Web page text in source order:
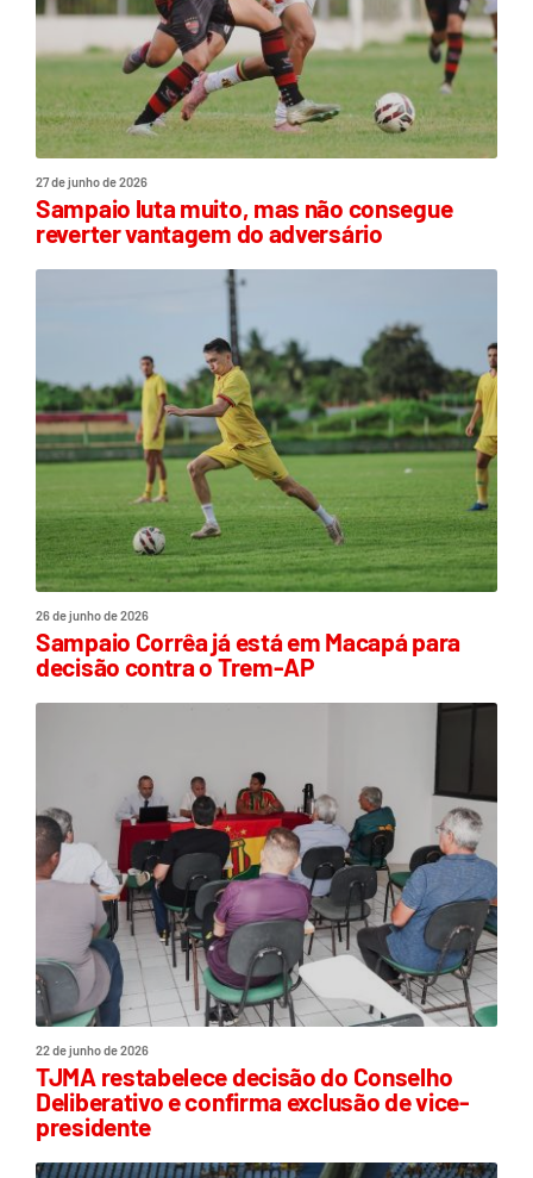
27 de junho de 2026
Sampaio luta muito, mas não consegue
reverter vantagem do adversário
26 de junho de 2026
Sampaio Corrêa já está em Macapá para
decisão contra o Trem-AP
22 de junho de 2026
TJMA restabelece decisão do Conselho
Deliberativo e confirma exclusão de vice-
presidente